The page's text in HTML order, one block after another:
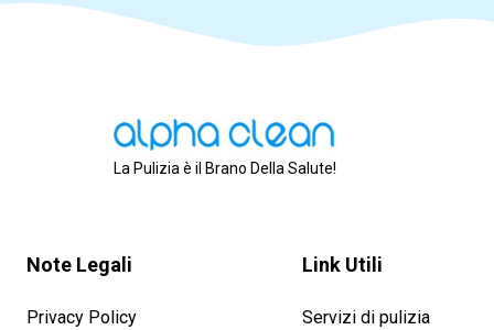
La Pulizia è il Brano Della Salute!
Note Legali
Privacy Policy
Link Utili
Servizi di pulizia